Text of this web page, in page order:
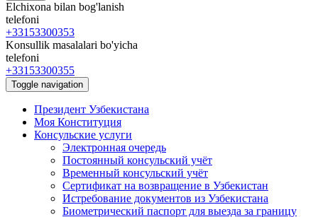
Elchixona bilan bog'lanish
telefoni
+33153300353
Konsullik masalalari bo'yicha
telefoni
+33153300355
Toggle navigation
Президент Узбекистана
Моя Конституция
Консульские услуги
Электронная очередь
Постоянный консульский учёт
Временный консульский учёт
Сертификат на возвращение в Узбекистан
Истребование документов из Узбекистана
Биометрический паспорт для выезда за границу